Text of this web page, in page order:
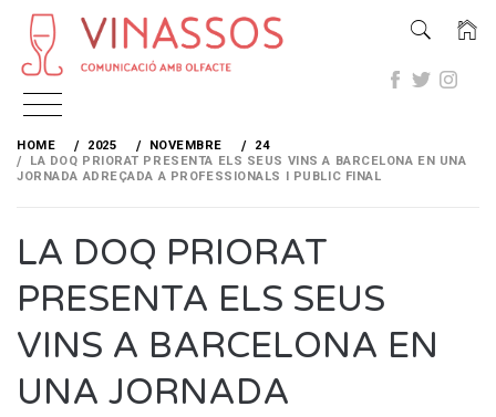
Skip
content
HOME 2025 NOVEMBRE
24
LA DOQ PRIORAT PRESENTA ELS SEUS VINS A BARCELONA EN UNA
JORNADA ADREÇADA A PROFESSIONALS I PUBLIC FINAL
LA DOQ PRIORAT
PRESENTA ELS SEUS
VINS A BARCELONA EN
UNA JORNADA